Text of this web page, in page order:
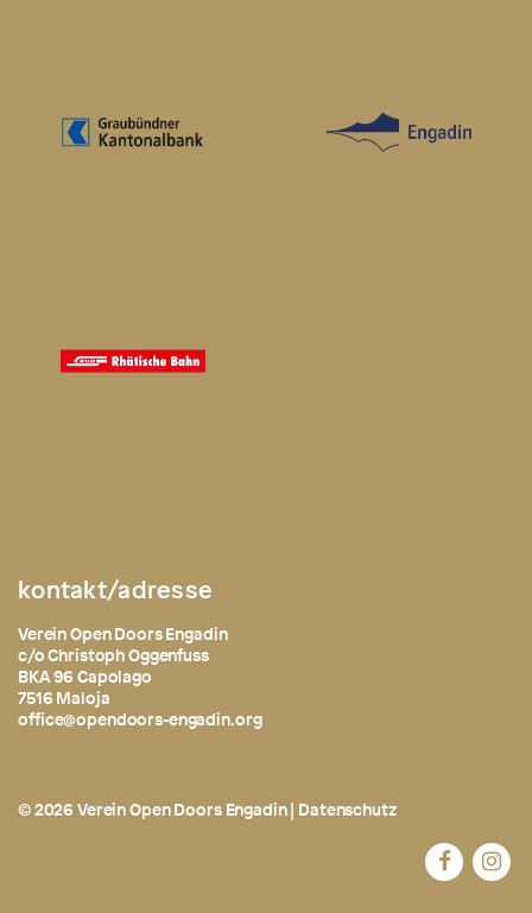
kontakt/adresse
Verein Open Doors Engadin
c/o Christoph Oggenfuss
BKA 96 Capolago
7516 Maloja
office@opendoors-engadin.org
© 2026 Verein Open Doors Engadin | Datenschutz